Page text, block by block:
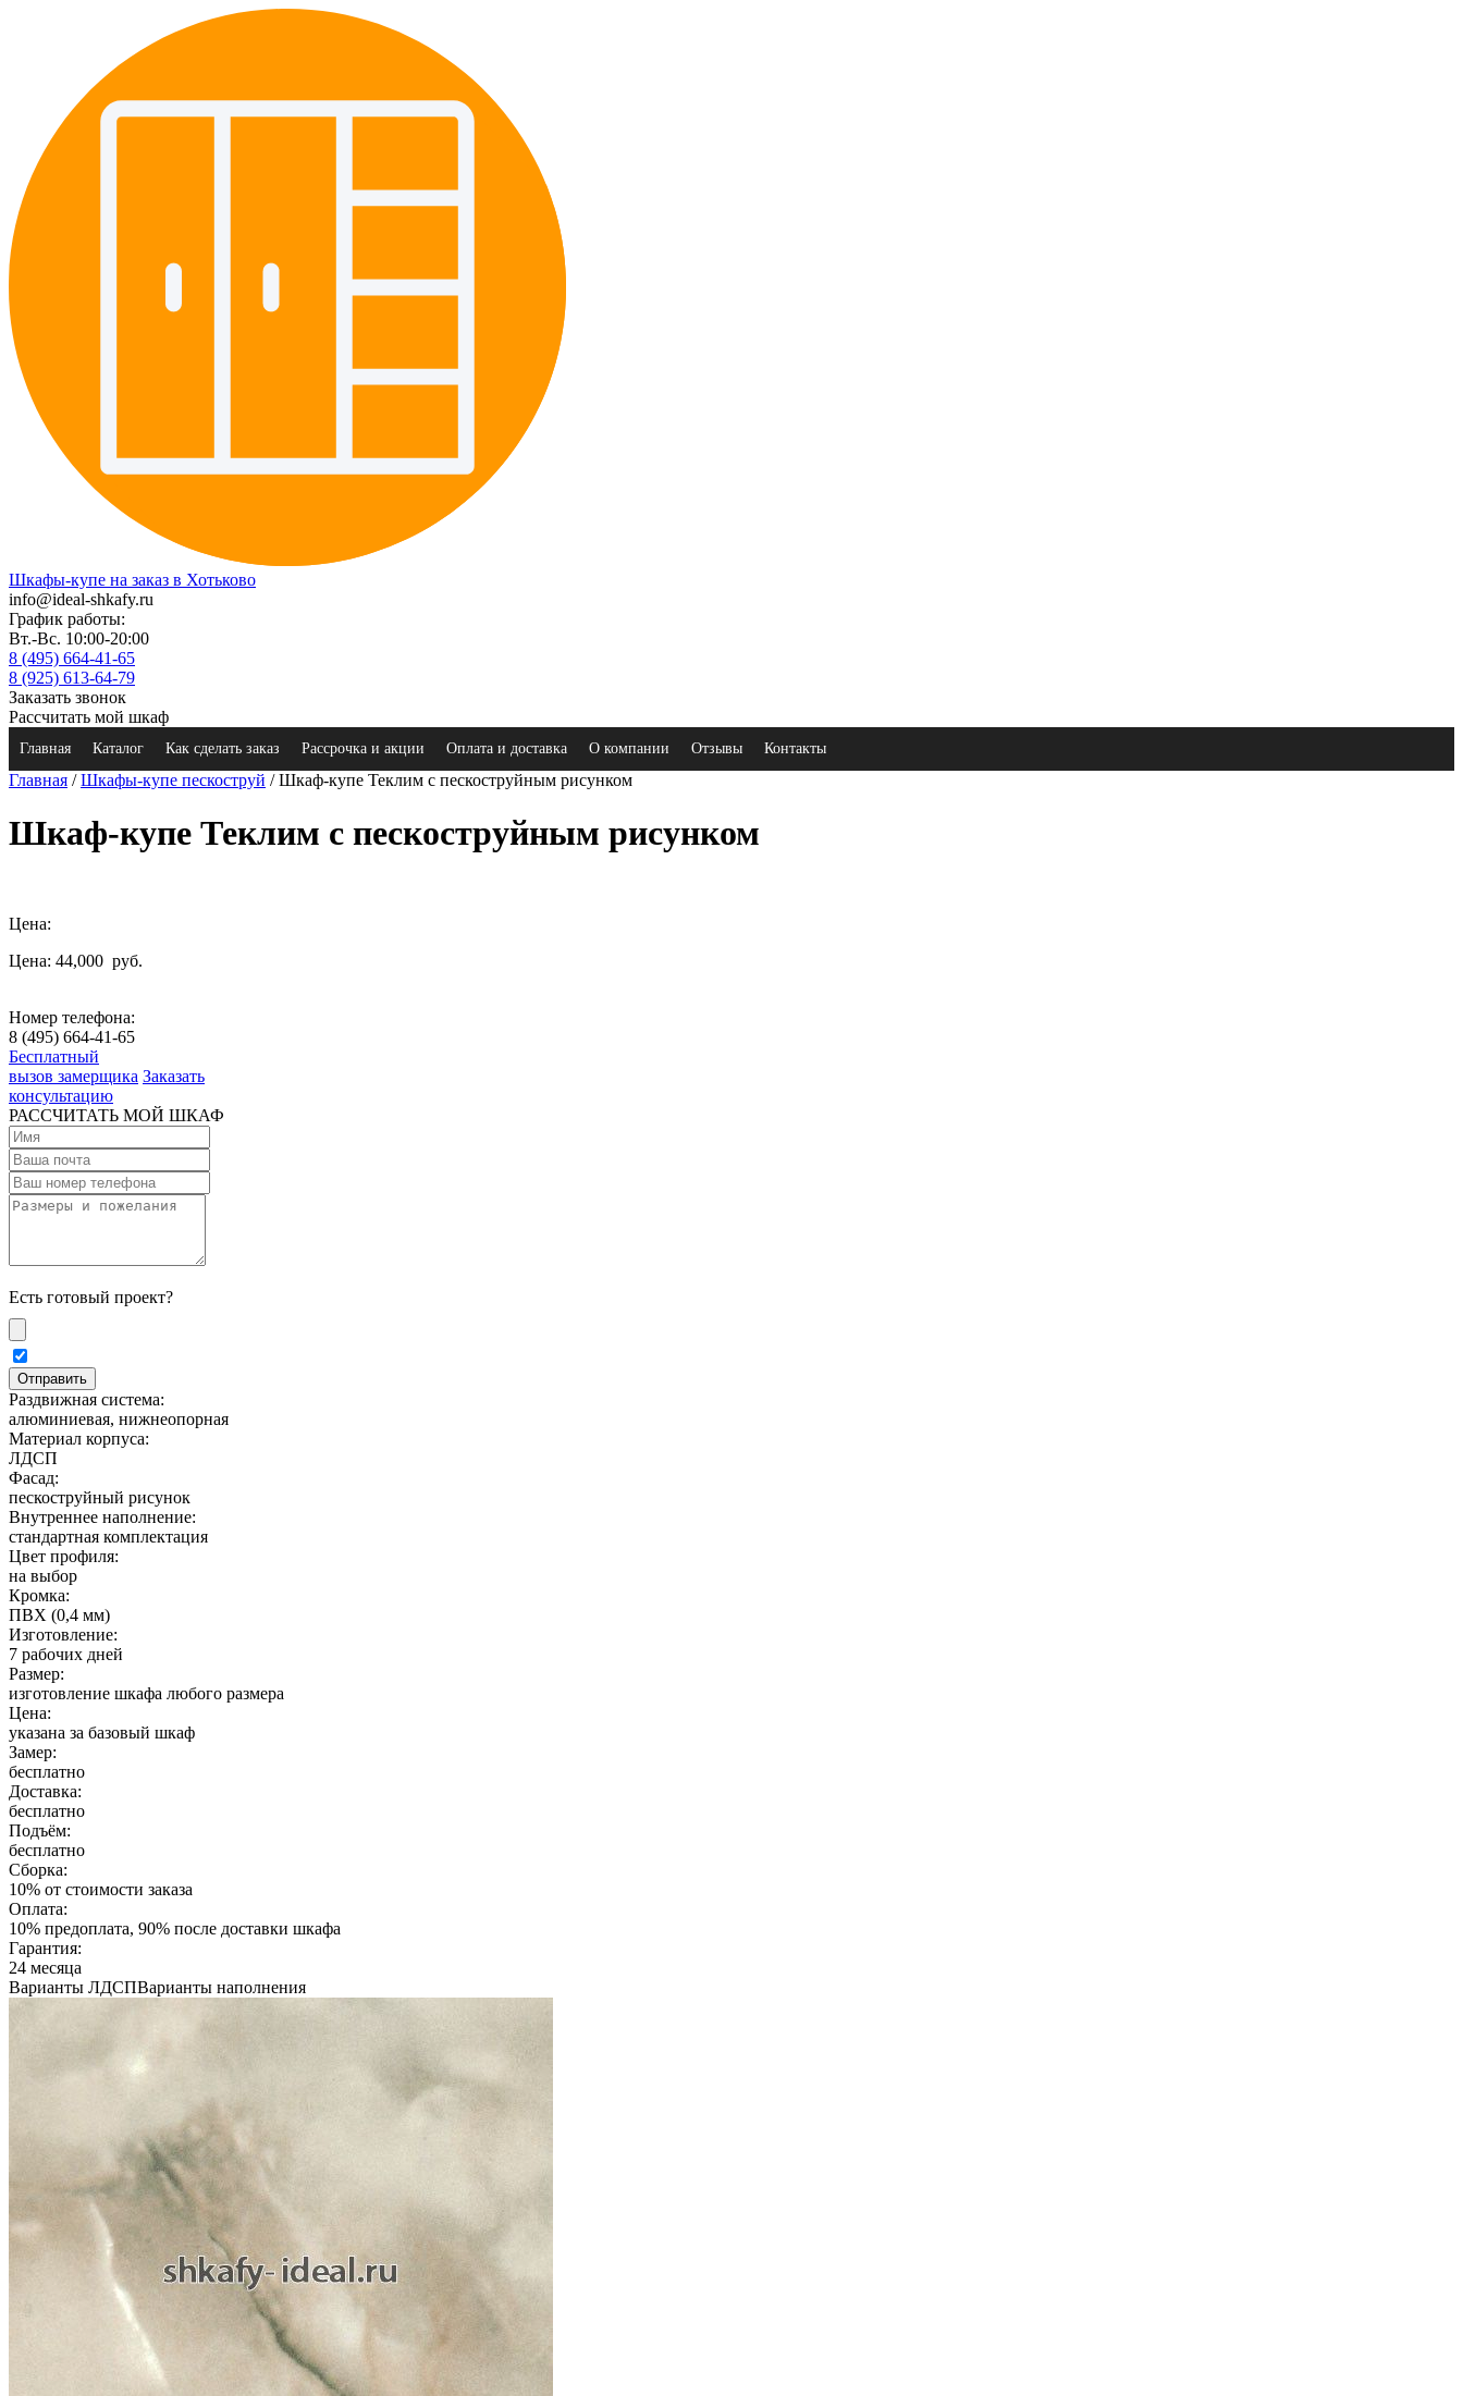
Шкафы-купе на заказ в Хотьково
info@ideal-shkafy.ru
График работы:
Вт.-Вс. 10:00-20:00
8 (495) 664-41-65
8 (925) 613-64-79
Заказать звонок
Рассчитать мой шкаф
Главная Каталог Как сделать заказ Рассрочка и акции Оплата и доставка О компании Отзывы Контакты
Главная /Шкафы-купе пескоструй / Шкаф-купе Теклим с пескоструйным рисунком
Шкаф-купе Теклим с пескоструйным рисунком
Цена:
Цена: 44,000 руб.
Номер телефона:
8 (495) 664-41-65
Бесплатный
вызов замерщика Заказать
консультацию
РАССЧИТАТЬ МОЙ ШКАФ
Есть готовый проект?
Раздвижная система:
алюминиевая, нижнеопорная
Материал корпуса:
ЛДСП
Фасад:
пескоструйный рисунок
Внутреннее наполнение:
стандартная комплектация
Цвет профиля:
на выбор
Кромка:
ПВХ (0,4 мм)
Изготовление:
7 рабочих дней
Размер:
изготовление шкафа любого размера
Цена:
указана за базовый шкаф
Замер:
бесплатно
Доставка:
бесплатно
Подъём:
бесплатно
Сборка:
10% от стоимости заказа
Оплата:
10% предоплата, 90% после доставки шкафа
Гарантия:
24 месяца
Варианты ЛДСПВарианты наполнения